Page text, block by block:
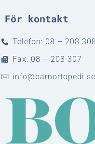
För kontakt
Telefon: 08 – 208 308
Fax: 08 – 208 307
info@barnortopedi.se